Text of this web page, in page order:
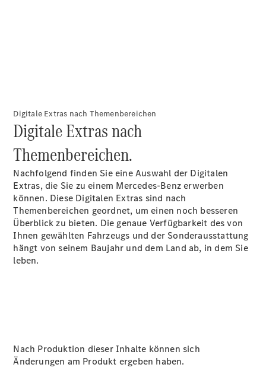
Übersicht
Digitale Extras nach Themenbereichen
Digitale Extras nach
Themenbereichen.
Nachfolgend finden Sie eine Auswahl der Digitalen
Extras, die Sie zu einem Mercedes-Benz erwerben
können. Diese Digitalen Extras sind nach
Themenbereichen geordnet, um einen noch besseren
Überblick zu bieten. Die genaue Verfügbarkeit des von
Ihnen gewählten Fahrzeugs und der Sonderausstattung
hängt von seinem Baujahr und dem Land ab, in dem Sie
leben.
Nach Produktion dieser Inhalte können sich
Änderungen am Produkt ergeben haben.